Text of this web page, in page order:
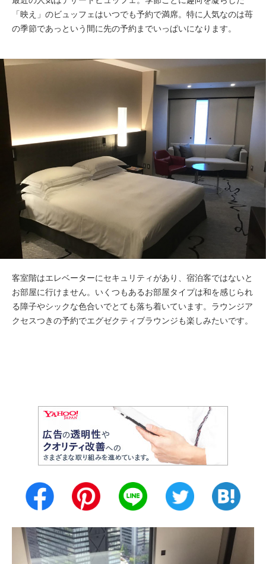
「映え」のビュッフェはいつでも予約で満席。特に人気なのは苺
の季節であっという間に先の予約までいっぱいになります。
客室階はエレベーターにセキュリティがあり、宿泊客ではないと
お部屋に行けません。いくつもあるお部屋タイプは和を感じられ
る障子やシックな色合いでとても落ち着いています。ラウンジア
クセスつきの予約でエグゼクティブラウンジも楽しみたいです。